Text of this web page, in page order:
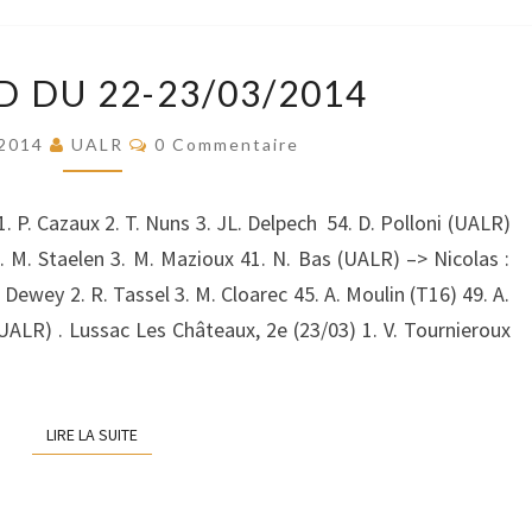
END
DU
22-
DU 22-23/03/2014
UALR Commentaires
0 Commentaire
Cazaux 2. T. Nuns 3. JL. Delpech 54. D. Polloni (UALR)
Staelen 3. M. Mazioux 41. N. Bas (UALR) –> Nicolas :
2. R. Tassel 3. M. Cloarec 45. A. Moulin (T16) 49. A.
. Lussac Les Châteaux, 2e (23/03) 1. V. Tournieroux
LIRE LA SUITELIRE LA SUITE